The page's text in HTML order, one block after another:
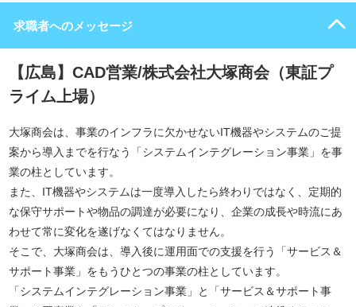
求職者へのメッセージ
【広島】CAD営業/株式会社大塚商会（東証プ
ライム上場）
大塚商会は、事業のインフラに欠かせないIT機器やシステムのご提
案から導入までを行なう「システムインテグレーション事業」を事
業の柱としています。
また、IT機器やシステムは一度導入したら終わりではなく、定期的
な保守サポートや物品の調達が必要になり、企業の成長や時流にあ
わせて常に変化を遂げなくてはなりません。
そこで、大塚商会は、導入後に運用面での支援を行う「サービス＆
サポート事業」をもうひとつの事業の柱としています。
「システムインテグレーション事業」と「サービス＆サポート事